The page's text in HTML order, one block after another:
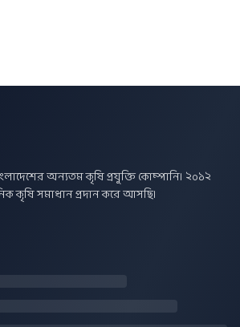
অন্যতম কৃষি প্রযুক্তি কোম্পানি। ২০১২
সমাধান প্রদান করে আসছি।